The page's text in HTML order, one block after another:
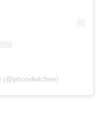
(@phoodkitchen)